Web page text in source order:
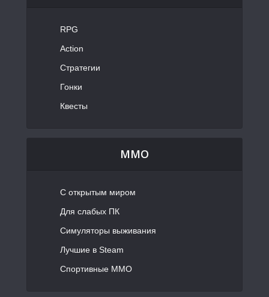
RPG
Action
Стратегии
Гонки
Квесты
MMO
С открытым миром
Для слабых ПК
Симуляторы выживания
Лучшие в Steam
Спортивные MMO